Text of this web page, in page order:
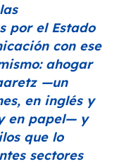
por el Estado
con ese
ahogar
—un
en inglés y
en papel— y
que lo
sectores